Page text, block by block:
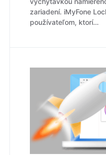
zariadení. iMyFone
používateľom, ktorí…